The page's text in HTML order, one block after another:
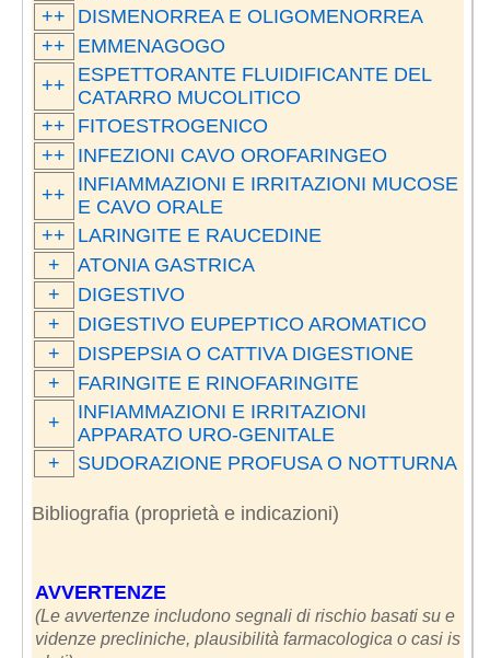
++
DISMENORREA E OLIGOMENORREA
++
EMMENAGOGO
++
ESPETTORANTE FLUIDIFICANTE DEL
CATARRO MUCOLITICO
++
FITOESTROGENICO
++
INFEZIONI CAVO OROFARINGEO
++
INFIAMMAZIONI E IRRITAZIONI MUCOSE
E CAVO ORALE
++
LARINGITE E RAUCEDINE
+
ATONIA GASTRICA
+
DIGESTIVO
+
DIGESTIVO EUPEPTICO AROMATICO
+
DISPEPSIA O CATTIVA DIGESTIONE
+
FARINGITE E RINOFARINGITE
+
INFIAMMAZIONI E IRRITAZIONI
APPARATO URO-GENITALE
+
SUDORAZIONE PROFUSA O NOTTURNA
Bibliografia (proprietà e indicazioni)
AVVERTENZE
(Le avvertenze includono segnali di rischio basati su e
videnze precliniche, plausibilità farmacologica o casi is